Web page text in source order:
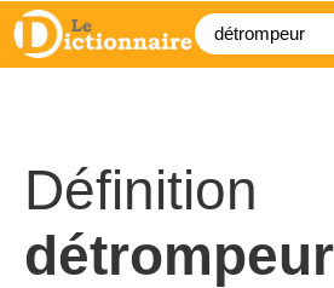
Définition
détrompeur